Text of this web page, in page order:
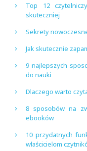
Top 12
skuteczniej
Sekrety
Jak skutecznie
9 najlepszych
do nauki
Dlaczego warto
8 sposobów na
ebooków
10 przydatnych
właścicielom